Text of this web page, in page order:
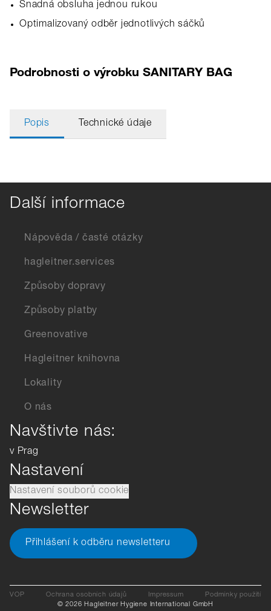
Snadná obsluha jednou rukou
Optimalizovaný odběr jednotlivých sáčků
Podrobnosti o výrobku SANITARY BAG
Popis Technické údaje
Další informace
Nápověda / časté otázky
hagleitner.services
Způsoby dopravy
Způsoby platby
Greenovative
Hagleitner knihovna
Lokality
O nás
Navštivte nás:
v Prag
Nastavení
Nastavení souborů cookie
Newsletter
Přihlášení k odběru newsletteru
VOP Ochrana osobních údajů Impressum
Podmínky použití
© 2026 Hagleitner Hygiene International GmbH